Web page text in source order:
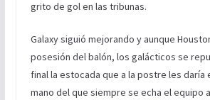
grito de gol en las tribunas.
Galaxy siguió mejorando y aunque
posesión del balón, los galácticos se
final la estocada que a la postre les daría
mano del que siempre se echa el equipo